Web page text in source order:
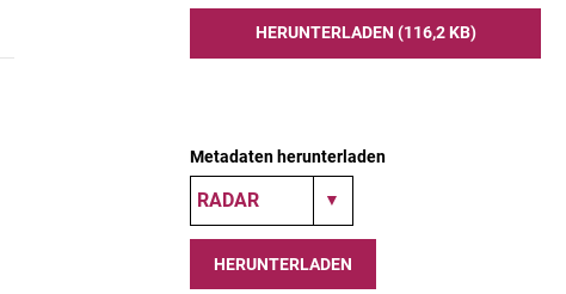
HERUNTERLADEN (116,2 KB)
Metadaten herunterladen
HERUNTERLADEN